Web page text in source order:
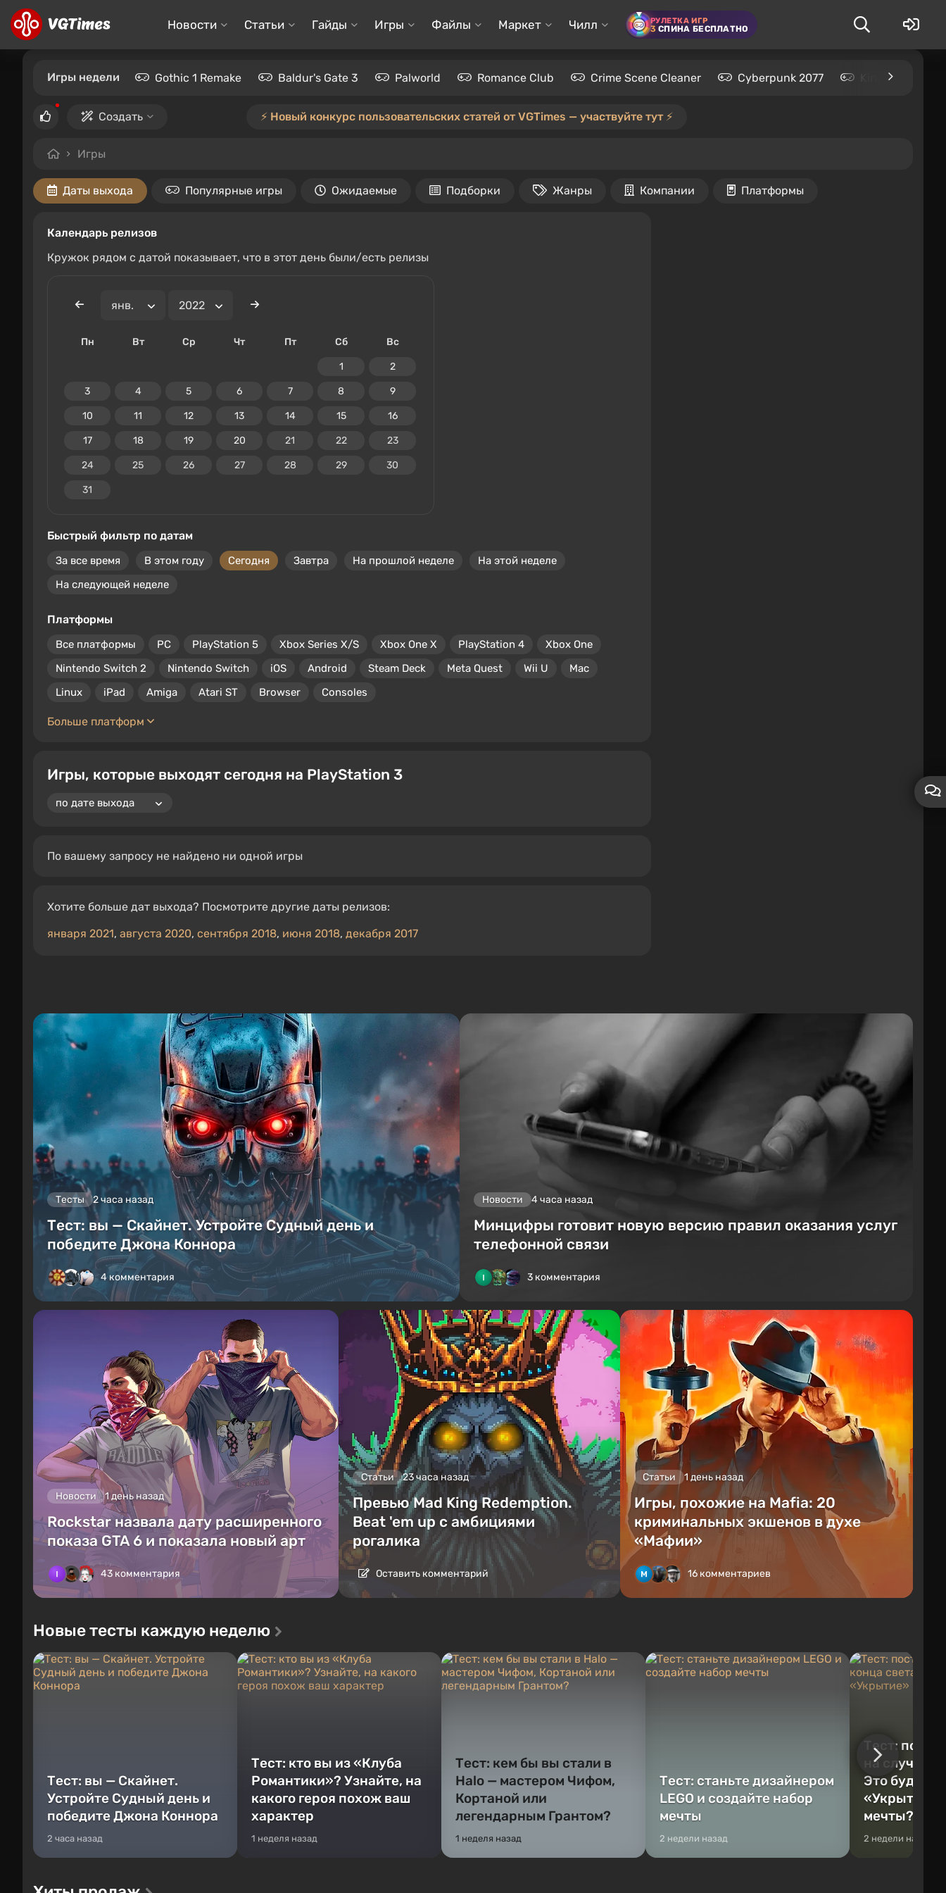
Новости Статьи Гайды Игры Файлы Маркет Чилл РУЛЕТКА ИГР
3 СПИНА БЕСПЛАТНО
Игры недели Gothic 1 Remake Baldur's Gate 3 Palworld Romance Club Crime Scene Cleaner Cyberpunk 2077 Kingdom
Создать ⚡️ Новый конкурс пользовательских статей от VGTimes — участвуйте тут ⚡️
Игры
Даты выхода Популярные игры Ожидаемые Подборки Жанры Компании Платформы
Календарь релизов
Кружок рядом с датой показывает, что в этот день были/есть релизы
Пн Вт Ср Чт Пт Сб Вс
1 2
3 4 5 6 7 8 9
10 11 12 13 14 15 16
17 18 19 20 21 22 23
24 25 26 27 28 29 30
31
Быстрый фильтр по датам
За все время В этом году Сегодня Завтра На прошлой неделе
На этой неделе
На следующей неделе
Платформы
Все платформы PC PlayStation 5 Xbox Series X/S Xbox One X PlayStation 4
Xbox One
Nintendo Switch 2
Nintendo Switch iOS Android Steam Deck Meta Quest Wii U
Mac
Linux
iPad Amiga Atari ST Browser Consoles
Больше платформ
Игры, которые выходят сегодня на PlayStation 3
По вашему запросу не найдено ни одной игры
Хотите больше дат выхода? Посмотрите другие даты релизов:
января 2021, августа 2020, сентября 2018, июня 2018, декабря 2017
Тесты 2 часа назад
Тест: вы — Скайнет. Устройте Судный день и
победите Джона Коннора
4 комментария
Новости 4 часа назад
Минцифры готовит новую версию правил оказания услуг
телефонной связи
3 комментария
Новости 1 день назад
Rockstar назвала дату расширенного
показа GTA 6 и показала новый арт
43 комментария
Статьи 23 часа назад
Превью Mad King Redemption.
Beat 'em up с амбициями
рогалика
Оставить комментарий
Статьи 1 день назад
Игры, похожие на Mafia: 20
криминальных экшенов в духе
«Мафии»
16 комментариев
Новые тесты каждую неделю
Тест: вы — Скайнет.
Устройте Судный день и
победите Джона Коннора
2 часа назад
Тест: кто вы из «Клуба
Романтики»? Узнайте, на
какого героя похож ваш
характер
1 неделя назад
Тест: кем бы вы стали в
Halo — мастером Чифом,
Кортаной или
легендарным Грантом?
1 неделя назад
Тест: станьте дизайнером
LEGO и создайте набор
мечты
2 недели назад
Тест:
на случай
Это будет
«Укрытие»
мечты?
2 недели назад